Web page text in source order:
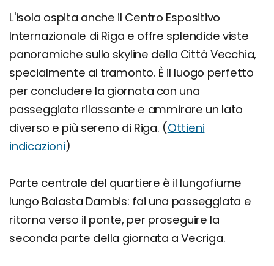
L'isola ospita anche il Centro Espositivo
Internazionale di Riga e offre splendide viste
panoramiche sullo skyline della Città Vecchia,
specialmente al tramonto. È il luogo perfetto
per concludere la giornata con una
passeggiata rilassante e ammirare un lato
diverso e più sereno di Riga. (Ottieni
indicazioni)
Parte centrale del quartiere è il lungofiume
lungo Balasta Dambis: fai una passeggiata e
ritorna verso il ponte, per proseguire la
seconda parte della giornata a Vecriga.